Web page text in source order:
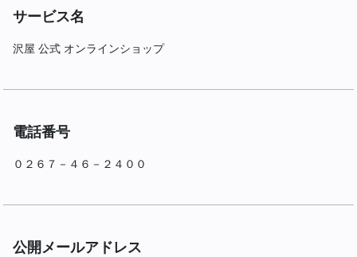
サービス名
沢屋 公式 オンラインショップ
電話番号
０２６７－４６－２４００
公開メールアドレス